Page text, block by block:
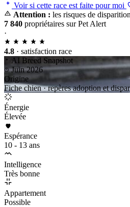
Voir si cette race est faite pour moi
Attention : les risques de
7 840 propriétaires sur Pet Alert
·
4.8 · satisfaction race
AI Breed Snapshot
Juin 2026
Origine
Fiche chien · repères adoption et
Énergie
Élevée
Espérance
10 - 13 ans
Intelligence
Très bonne
Appartement
Possible